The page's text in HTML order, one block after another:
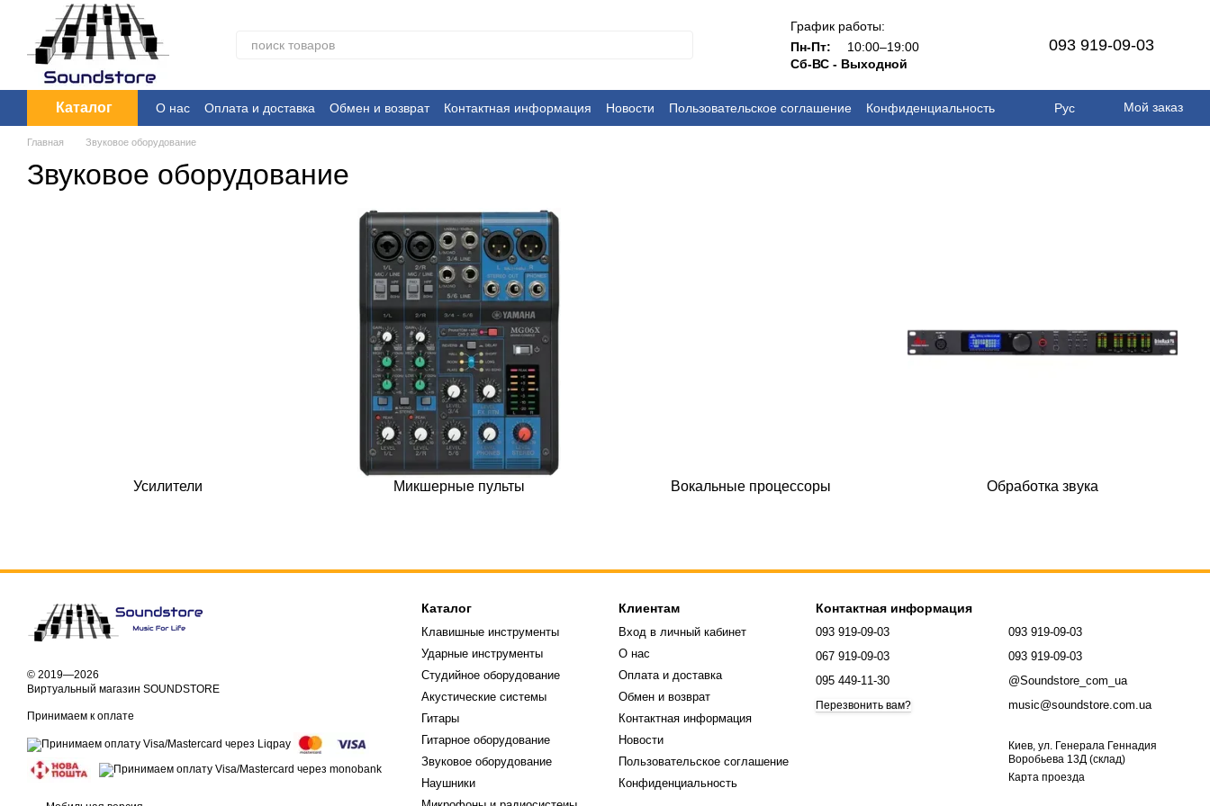
Перейти к основному контенту
График работы:
Пн-Пт:
10:00–19:00
Сб-ВС - Выходной
093 919-09-03
Каталог О нас Оплата и доставка Обмен и возврат Контактная информация Новости Пользовательское соглашение Конфиденциальность Рус Мой заказ
Главная Звуковое оборудование
Звуковое оборудование
Усилители Микшерные пульты Вокальные процессоры Обработка звука
© 2019—2026
Виртуальный магазин SOUNDSTORE
Принимаем к оплате
Каталог
Клавишные инструменты
Ударные инструменты
Студийное оборудование
Акустические системы
Гитары
Гитарное оборудование
Звуковое оборудование
Наушники
Клиентам
Вход в личный кабинет
О нас
Оплата и доставка
Обмен и возврат
Контактная информация
Новости
Пользовательское соглашение
Конфиденциальность
Контактная информация
093 919-09-03
067 919-09-03
095 449-11-30
Перезвонить вам?
093 919-09-03
093 919-09-03
@Soundstore_com_ua
music@soundstore.com.ua
Киев, ул. Генерала Геннадия
Воробьева 13Д (склад)
Карта проезда